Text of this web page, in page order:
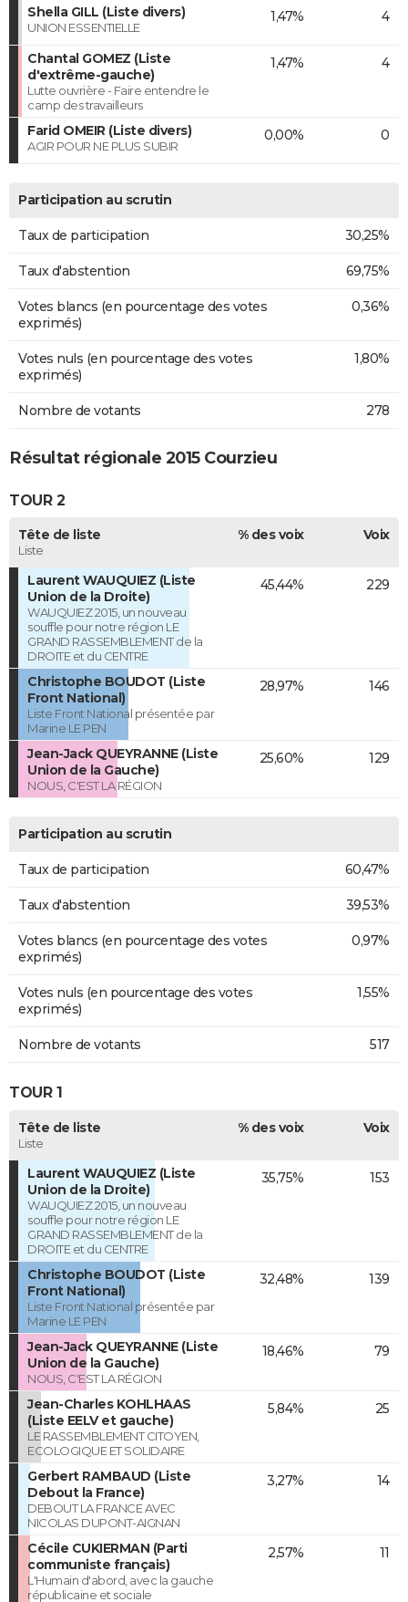
Shella GILL (Liste divers)
UNION ESSENTIELLE
1,47% 4
Chantal GOMEZ (Liste
d'extrême-gauche)
Lutte ouvrière - Faire entendre le
camp des travailleurs
1,47% 4
Farid OMEIR (Liste divers)
AGIR POUR NE PLUS SUBIR
0,00% 0
Participation au scrutin
Taux de participation 30,25%
Taux d'abstention 69,75%
Votes blancs (en pourcentage des votes
exprimés)
0,36%
Votes nuls (en pourcentage des votes
exprimés)
1,80%
Nombre de votants 278
Résultat régionale 2015 Courzieu
TOUR 2
Tête de liste
Liste
% des voix Voix
Laurent WAUQUIEZ (Liste
Union de la Droite)
WAUQUIEZ 2015, un nouveau
souffle pour notre région LE
GRAND RASSEMBLEMENT de la
DROITE et du CENTRE
45,44% 229
Christophe BOUDOT (Liste
Front National)
Liste Front National présentée par
Marine LE PEN
28,97% 146
Jean-Jack QUEYRANNE (Liste
Union de la Gauche)
NOUS, C'EST LA RÉGION
25,60% 129
Participation au scrutin
Taux de participation 60,47%
Taux d'abstention 39,53%
Votes blancs (en pourcentage des votes
exprimés)
0,97%
Votes nuls (en pourcentage des votes
exprimés)
1,55%
Nombre de votants 517
TOUR 1
Tête de liste
Liste
% des voix Voix
Laurent WAUQUIEZ (Liste
Union de la Droite)
WAUQUIEZ 2015, un nouveau
souffle pour notre région LE
GRAND RASSEMBLEMENT de la
DROITE et du CENTRE
35,75% 153
Christophe BOUDOT (Liste
Front National)
Liste Front National présentée par
Marine LE PEN
32,48% 139
Jean-Jack QUEYRANNE (Liste
Union de la Gauche)
NOUS, C'EST LA RÉGION
18,46% 79
Jean-Charles KOHLHAAS
(Liste EELV et gauche)
LE RASSEMBLEMENT CITOYEN,
ECOLOGIQUE ET SOLIDAIRE
5,84% 25
Gerbert RAMBAUD (Liste
Debout la France)
DEBOUT LA FRANCE AVEC
NICOLAS DUPONT-AIGNAN
3,27% 14
Cécile CUKIERMAN (Parti
communiste français)
L'Humain d'abord, avec la gauche
républicaine et sociale
2,57% 11